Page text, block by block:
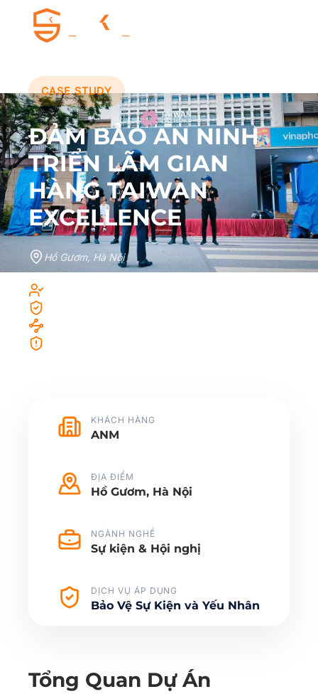
CASE STUDY
ĐẢM BẢO AN NINH
TRIỂN LÃM GIAN
HÀNG TAIWAN
EXCELLENCE
Hồ Gươm, Hà Nội
KHÁCH HÀNG
ANM
ĐỊA ĐIỂM
Hồ Gươm, Hà Nội
NGÀNH NGHỀ
Sự kiện & Hội nghị
DỊCH VỤ ÁP DỤNG
Bảo Vệ Sự Kiện và Yếu Nhân
Tổng Quan Dự Án